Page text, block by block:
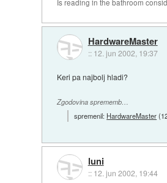
Is reading in the bathroom
HardwareMaster
:: 12. jun 2002, 19:37
Keri pa najbolj hladi?
Zgodovina sprememb…
spremenil: HardwareMaster(
luni
:: 12. jun 2002, 19:44